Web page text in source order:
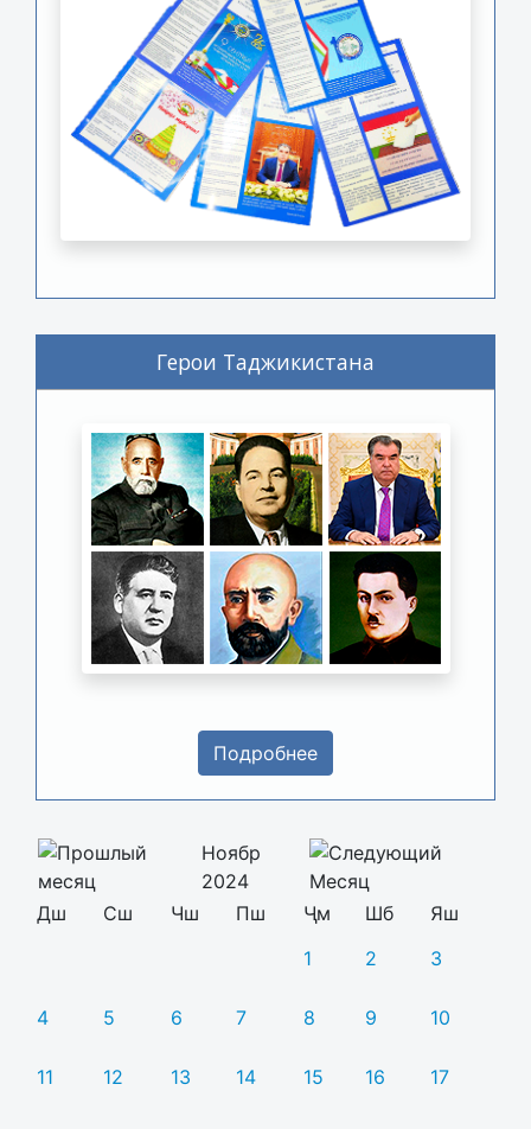
Герои Таджикистана
Подробнее
Ноябр
2024
Дш
Сш Чш Пш Ҷм Шб
Яш
1
2 3
4 5 6 7 8 9 10
11 12 13 14 15 16 17